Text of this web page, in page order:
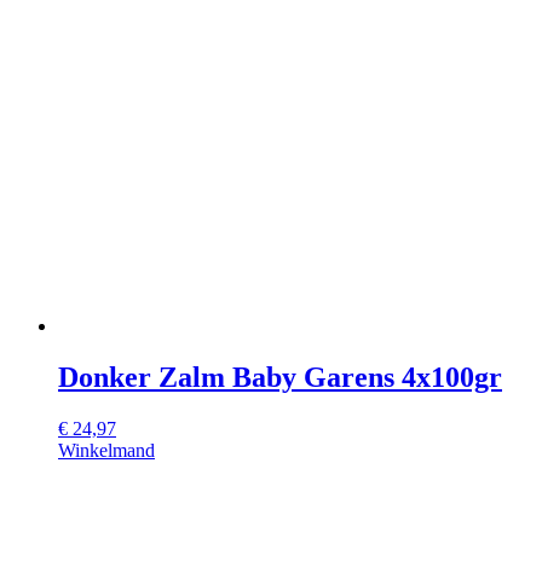
Donker Zalm Baby Garens 4x100gr
€ 24,97
Winkelmand